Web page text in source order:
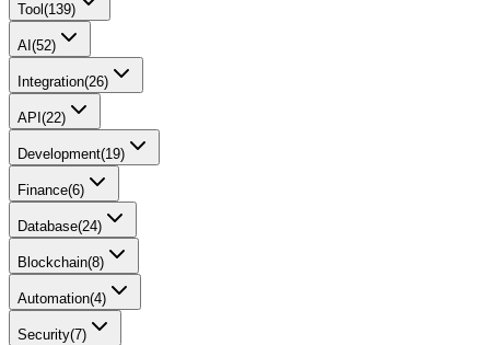
Tool (139)
AI (52)
Integration(26)
API (22)
Development(19)
Finance(6)
Database(24)
Blockchain(8)
Automation(4)
Security(7)